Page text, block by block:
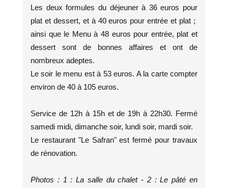
Les deux formules du déjeuner à 36 euros pour
plat et dessert, et à 40 euros pour entrée et plat ;
ainsi que le Menu à 48 euros pour entrée, plat et
dessert sont de bonnes affaires et ont de
nombreux adeptes.
Le soir le menu est à 53 euros. A la carte compter
environ de 40 à 105 euros.
Service de 12h à 15h et de 19h à 22h30. Fermé
samedi midi, dimanche soir, lundi soir, mardi soir.
Le restaurant "Le Safran" est fermé pour travaux
de rénovation.
Photos : 1 : La salle du chalet - 2 : Le pâté en